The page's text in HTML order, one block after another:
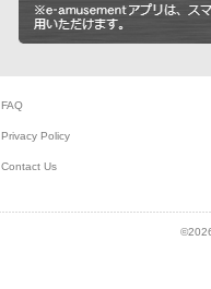
FAQ
Privacy Policy
Contact Us